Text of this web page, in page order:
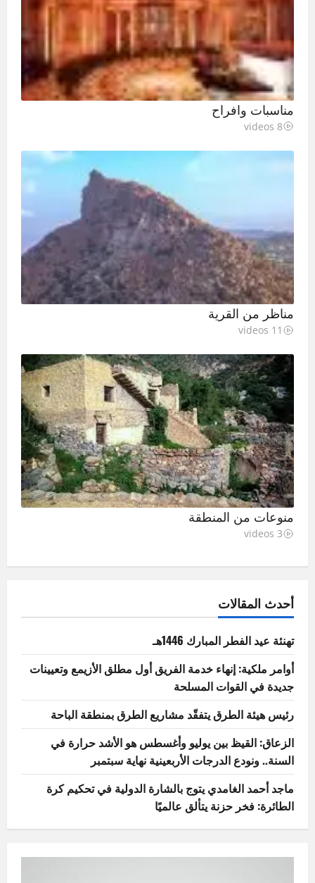
مناسبات وافراح
8 videos
مناظر من القرية
11 videos
منوعات من المنطقة
3 videos
أحدث المقالات
تهنئة عيد الفطر المبارك 1446هـ
أوامر ملكية: إنهاء خدمة الفريق أول مطلق الأزيمع وتعيينات
جديدة في القوات المسلحة
رئيس هيئة الطرق يتفقّد مشاريع الطرق بمنطقة الباحة
الزعاق: القيظ بين يوليو وأغسطس هو الأشد حرارة في
السنة.. ونودع الدرجات الأربعينية نهاية سبتمبر
ماجد أحمد الغامدي يتوج بالشارة الدولية في تحكيم كرة
الطائرة: فخر حزنة يتألق عالميًا